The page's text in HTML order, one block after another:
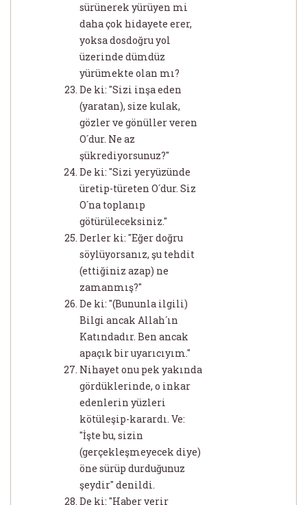
sürünerek yürüyen mi
daha çok hidayete erer,
yoksa dosdoğru yol
üzerinde dümdüz
yürümekte olan mı?
De ki: "Sizi inşa eden
(yaratan), size kulak,
gözler ve gönüller veren
O´dur. Ne az
şükrediyorsunuz?"
De ki: "Sizi yeryüzünde
üretip-türeten O´dur. Siz
O´na toplanıp
götürüleceksiniz."
Derler ki: "Eğer doğru
söylüyorsanız, şu tehdit
(ettiğiniz azap) ne
zamanmış?"
De ki: "(Bununla ilgili)
Bilgi ancak Allah´ın
Katındadır. Ben ancak
apaçık bir uyarıcıyım."
Nihayet onu pek yakında
gördüklerinde, o inkar
edenlerin yüzleri
kötüleşip-karardı. Ve:
"İşte bu, sizin
(gerçekleşmeyecek diye)
öne sürüp durduğunuz
şeydir" denildi.
De ki: "Haber verir